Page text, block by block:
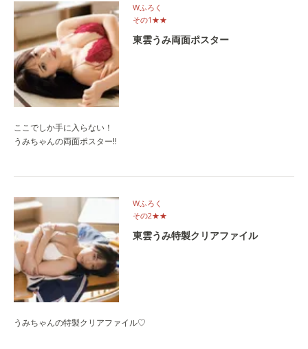
Wふろく
その1★★
東雲うみ両面ポスター
ここでしか手に入らない！
うみちゃんの両面ポスター‼
Wふろく
その2★★
東雲うみ特製クリアファイル
うみちゃんの特製クリアファイル♡